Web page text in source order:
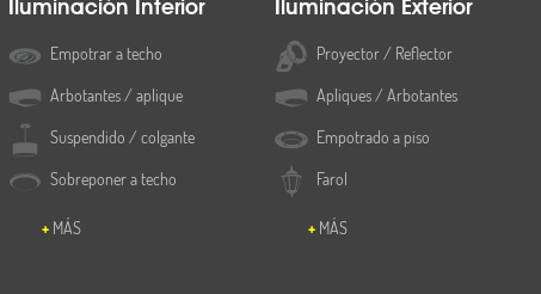
Iluminación Interior
Empotrar a techo
Arbotantes / aplique
Suspendido / colgante
Sobreponer a techo
MÁS
Iluminación Exterior
Proyector / Reflector
Apliques / Arbotantes
Empotrado a piso
Farol
MÁS